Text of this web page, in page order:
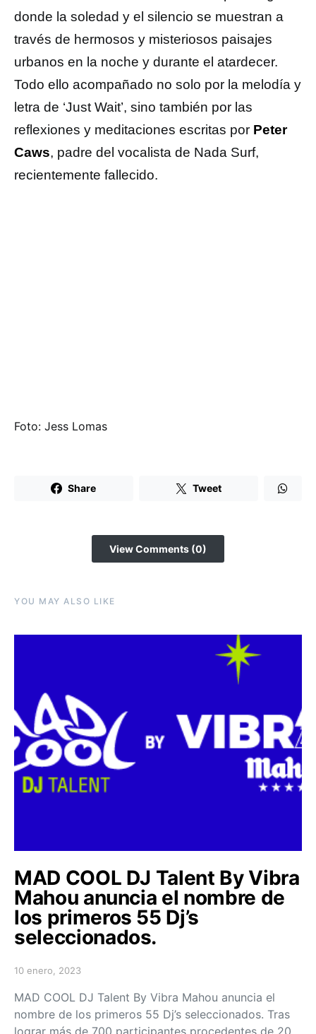
donde la soledad y el silencio se muestran a
través de hermosos y misteriosos paisajes
urbanos en la noche y durante el atardecer.
Todo ello acompañado no solo por la melodía y
letra de ‘Just Wait’, sino también por las
reflexiones y meditaciones escritas por Peter
Caws, padre del vocalista de Nada Surf,
recientemente fallecido.
Foto: Jess Lomas
Share Tweet
View Comments (0)
YOU MAY ALSO LIKE
MAD COOL DJ Talent By Vibra
Mahou anuncia el nombre de
los primeros 55 Dj’s
seleccionados.
Posted on
10 enero, 2023
MAD COOL DJ Talent By Vibra Mahou anuncia el
nombre de los primeros 55 Dj’s seleccionados. Tras
lograr más de 700 participantes procedentes de 20